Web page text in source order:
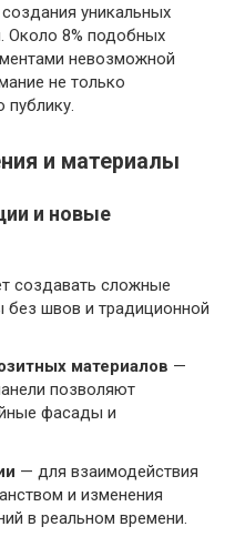
уникальных
Около 8% подобных
невозможной
не только
и материалы
и новые
создавать сложные
без швов и традиционной
материалов —
позволяют
фасады и
— для взаимодействия
и изменения
в реальном времени.